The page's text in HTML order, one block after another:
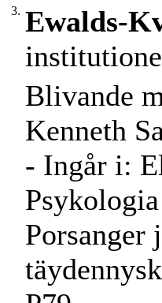
3. Ewalds-
Blivande
Kenneth
- Ingår i: